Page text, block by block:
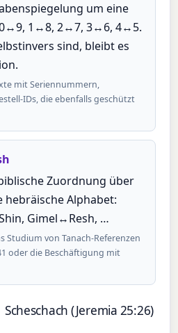
um eine
1↔8, 2↔7, 3↔6, 4↔5.
sind, bleibt es
mit Seriennummern,
IDs, die ebenfalls geschützt
Zuordnung über
hebräische Alphabet:
Gimel↔Resh, …
Studium von Tanach-Referenzen
oder die Beschäftigung mit
(Jeremia 25:26)